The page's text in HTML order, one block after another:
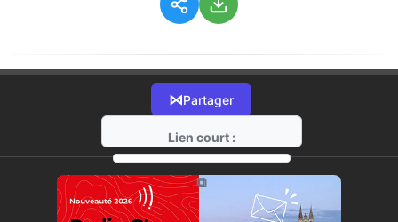
⋈Partager
Lien court :
https://radio-g.fr?20319
⧉